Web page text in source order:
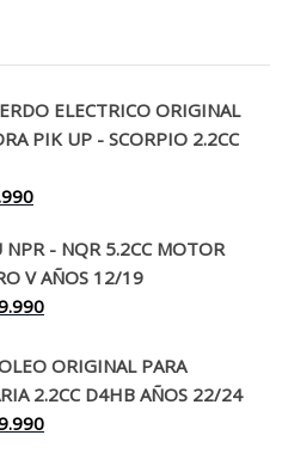
ELECTRICO ORIGINAL
PIK UP - SCORPIO 2.2CC
El
actual
es:
$94.990.
NPR - NQR 5.2CC MOTOR
V AÑOS 12/19
El
actual
es:
$519.990.
ORIGINAL PARA
2.2CC D4HB AÑOS 22/24
El